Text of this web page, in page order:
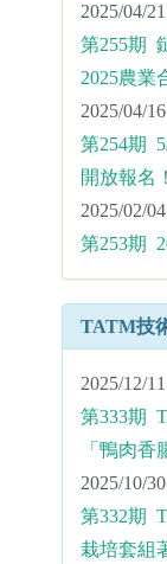
2025/04/21
第255期
2025農業
2025/04/16
第254期
開放報名！
2025/02/04
第253期
TATM技
2025/12/11
第333期
「鴨肉香
2025/10/30
第332期
栽培套組